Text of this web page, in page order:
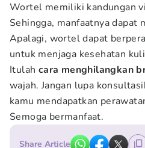
Wortel memiliki kandungan
Sehingga, manfaatnya dapat
Apalagi, wortel dapat
untuk menjaga kesehatan
Itulah cara menghilangkan
wajah. Jangan lupa
kamu mendapatkan
Semoga bermanfaat.
Share Article